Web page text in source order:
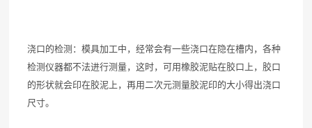
浇口的检测：模具加工中，经常会有一些浇口在隐在槽内，各种
检测仪器都不法进行测量，这时，可用橡胶泥贴在胶口上，胶口
的形状就会印在胶泥上，再用二次元测量胶泥印的大小得出浇口
尺寸。